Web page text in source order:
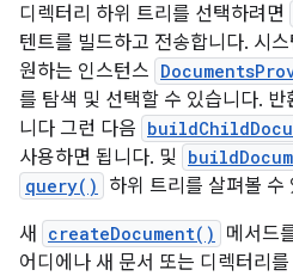
디렉터리 하위 트리를 선택하려면
텐트를 빌드하고 전송합니다. 시
원하는 인스턴스
를 탐색 및 선택할 수 있습니다.
니다 그런 다음
사용하면 됩니다. 및
query()
하위 트리를 살펴볼 수
새
createDocument()
메서드
어디에나 새 문서 또는 디렉터리